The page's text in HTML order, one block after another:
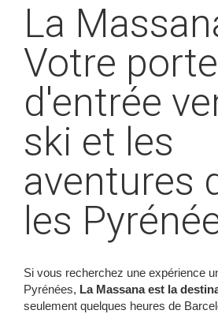
La
Votre porte
d'entrée
ski et les
aventures
les
Si vous recherchez une expérience
Pyrénées, La Massana est la
seulement quelques heures de